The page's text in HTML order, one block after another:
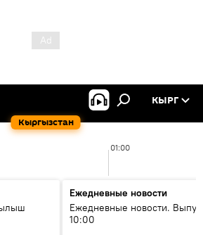
Кыргызстан
КЫРГ
01:00
Ежедневные новости
Ежедневные новости.
10:00